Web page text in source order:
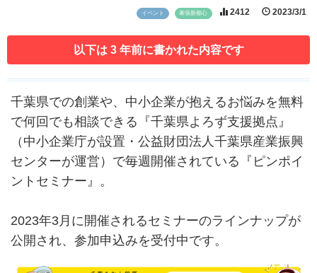
イベント 幕張新都心 2412 2023/3/1
以下は 3 年前に書かれた内容です
千葉県での創業や、中小企業が抱えるお悩みを無料
で何回でも相談できる『千葉県よろず支援拠点』
（中小企業庁が設置・公益財団法人千葉県産業振興
センターが運営）で毎週開催されている『ピンポイ
ントセミナー』。
2023年3月に開催されるセミナーのラインナップが
公開され、参加申込みを受付中です。